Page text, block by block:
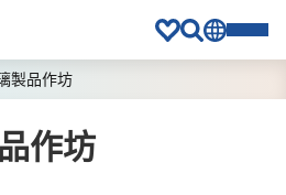
製品作坊
作坊